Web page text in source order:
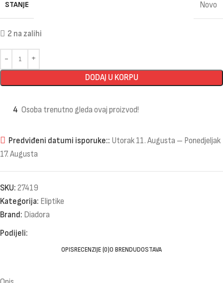
STANJE Novo
2 na zalihi
DODAJ U KORPU
4 Osoba trenutno gleda ovaj proizvod!
Predviđeni datumi isporuke:: Utorak 11. Augusta – Ponedjeljak
17. Augusta
SKU: 27419
Kategorija: Eliptike
Brand: Diadora
Podijeli:
OPISRECENZIJE (0)O BRENDUDOSTAVA